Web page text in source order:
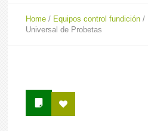
Home / Equipos control fundición /
Universal de Probetas